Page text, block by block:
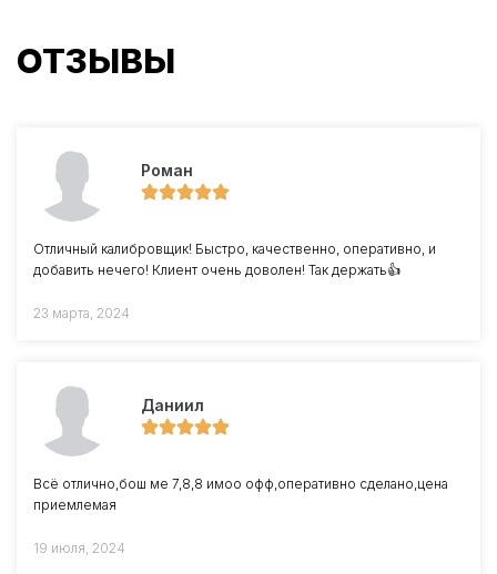
ОТЗЫВЫ
Роман
Отличный калибровщик! Быстро, качественно, оперативно, и
добавить нечего! Клиент очень доволен! Так держать👍
23 марта, 2024
Даниил
Всё отлично,бош ме 7,8,8 имоо офф,оперативно сделано,цена
приемлемая
19 июля, 2024